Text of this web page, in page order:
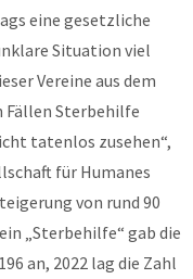
eine gesetzliche
Situation viel
Vereine aus dem
Fällen Sterbehilfe
tatenlos zusehen“,
für Humanes
von rund 90
„Sterbehilfe“ gab die
an, 2022 lag die Zahl